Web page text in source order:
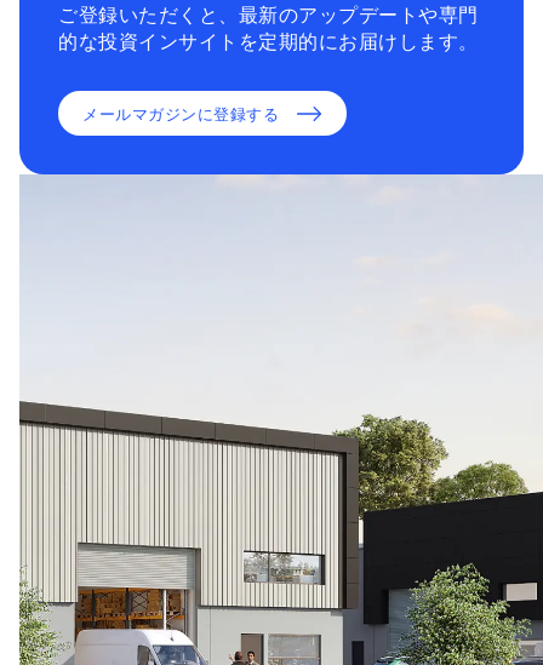
ご登録いただくと、最新のアップデートや専門
的な投資インサイトを定期的にお届けします。
メールマガジンに登録する